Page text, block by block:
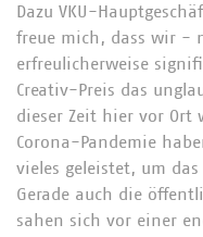
Dazu VKU-
freue mich, dass wir -
erfreulicherweise
Creativ-Preis das
dieser Zeit hier vor Ort
Corona-Pandemie
vieles geleistet, um
Gerade auch die
sahen sich vor einer